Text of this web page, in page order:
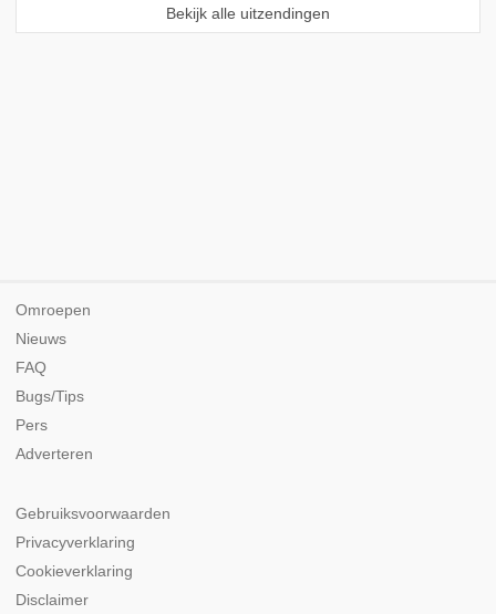
Bekijk alle uitzendingen
Omroepen
Nieuws
FAQ
Bugs/Tips
Pers
Adverteren
Gebruiksvoorwaarden
Privacyverklaring
Cookieverklaring
Disclaimer